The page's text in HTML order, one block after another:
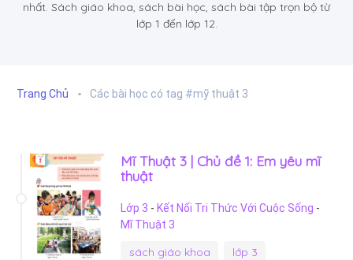
nhất. Sách giáo khoa, sách bài học, sách bài tập trọn bộ từ
lớp 1 đến lớp 12.
Trang Chủ Các bài học có tag #mỹ thuật 3
Mĩ Thuật 3 | Chủ đề 1: Em yêu mĩ
thuật
Lớp 3 - Kết Nối Tri Thức Với Cuộc Sống -
Mĩ Thuật 3
sách giáo khoa
lớp 3